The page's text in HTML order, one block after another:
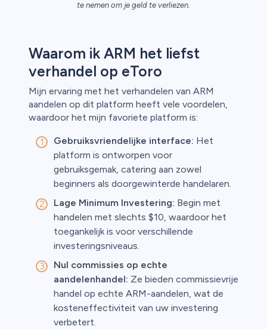
te nemen om je geld te verliezen.
Waarom ik ARM het liefst
verhandel op eToro
Mijn ervaring met het verhandelen van ARM
aandelen op dit platform heeft vele voordelen,
waardoor het mijn favoriete platform is:
Gebruiksvriendelijke interface: Het
platform is ontworpen voor
gebruiksgemak, catering aan zowel
beginners als doorgewinterde handelaren.
Lage Minimum Investering: Begin met
handelen met slechts $10, waardoor het
toegankelijk is voor verschillende
investeringsniveaus.
Nul commissies op echte
aandelenhandel: Ze bieden commissievrije
handel op echte ARM-aandelen, wat de
kosteneffectiviteit van uw investering
verbetert.